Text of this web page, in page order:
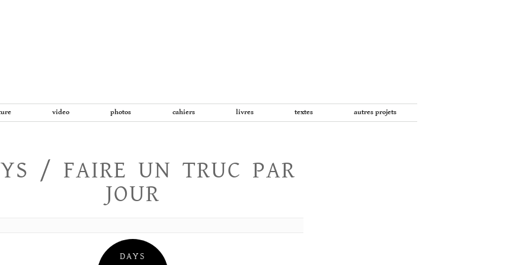
video photos cahiers livres textes autres projets
/ FAIRE UN TRUC PAR
JOUR
DAYS